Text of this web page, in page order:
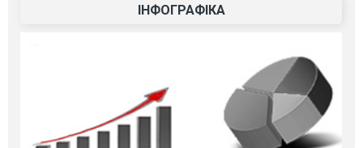
ІНФОГРАФІКА